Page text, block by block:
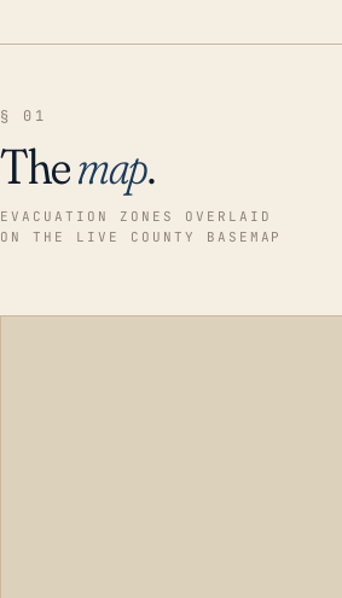
§ 01
Themap.
EVACUATION ZONES OVERLAID
ON THE LIVE COUNTY BASEMAP